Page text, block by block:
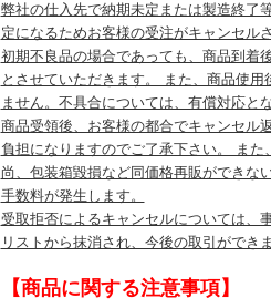
弊社の仕入先で納期未定または製造終了
定になるためお客様の受注がキャンセル
初期不良品の場合であっても、商品到着
とさせていただきます。 また、商品使
ません。不具合については、有償対応と
商品受領後、お客様の都合でキャンセル
負担になりますのでご了承下さい。 ま
尚、包装箱毀損など同価格再販ができな
手数料が発生します。
受取拒否によるキャンセルについては、
リストから抹消され、今後の取引ができ
【商品に関する注意事項】